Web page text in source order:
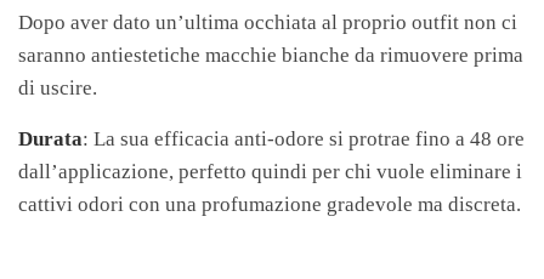
Dopo aver dato un’ultima occhiata al proprio outfit non ci
saranno antiestetiche macchie bianche da rimuovere prima
di uscire.
Durata: La sua efficacia anti-odore si protrae fino a 48 ore
dall’applicazione, perfetto quindi per chi vuole eliminare i
cattivi odori con una profumazione gradevole ma discreta.